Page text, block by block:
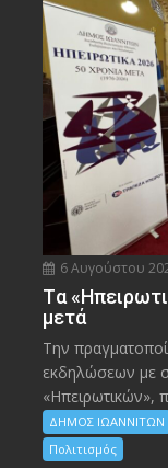
6 Αυγούστου
Tα
μετά
Την
εκδηλώσεων με
«Ηπειρωτικών»,
ΔΗΜΟΣ ΙΩΑΝΝΙΤΩΝ
Πολιτισμός